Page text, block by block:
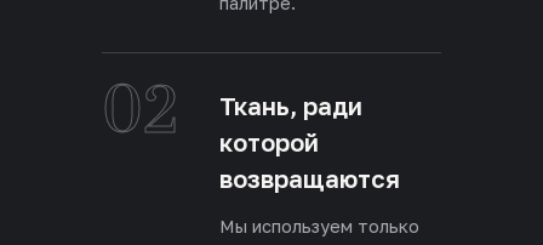
02
Ткань, ради
которой
возвращаются
Мы используем только